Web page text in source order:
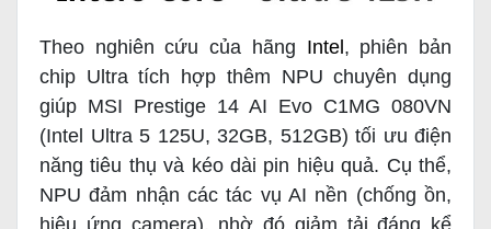
Theo nghiên cứu của hãng Intel , phiên bản
chip Ultra tích hợp thêm NPU chuyên dụng
giúp MSI Prestige 14 AI Evo C1MG 080VN
(Intel Ultra 5 125U, 32GB, 512GB) tối ưu điện
năng tiêu thụ và kéo dài pin hiệu quả. Cụ thể,
NPU đảm nhận các tác vụ AI nền (chống ồn,